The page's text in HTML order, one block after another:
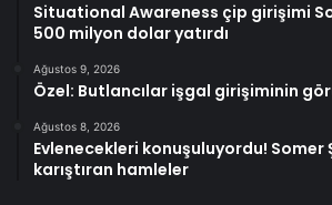
Situational Awareness çip girişimi
500 milyon dolar yatırdı
Ağustos 9, 2026
Özel: Butlancılar işgal girişiminin
Ağustos 8, 2026
Evlenecekleri konuşuluyordu! Somer
karıştıran hamleler